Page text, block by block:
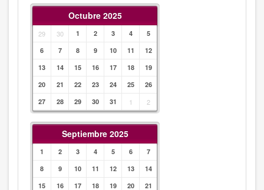
Octubre 2025
29 30 1 2 3 4
5
6
7 8 9 10 11
12
13
14 15 16 17 18
19
20
21 22 23 24 25
26
27
28 29 30 31 1 2
Septiembre 2025
1 2 3 4 5 6
7
8
9 10 11 12 13
14
15
16 17 18 19 20
21